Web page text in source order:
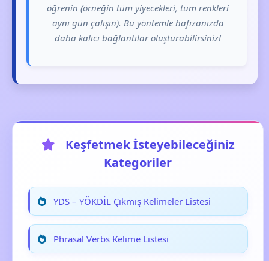
öğrenin (örneğin tüm yiyecekleri, tüm renkleri
aynı gün çalışın). Bu yöntemle hafızanızda
daha kalıcı bağlantılar oluşturabilirsiniz!
Keşfetmek İsteyebileceğiniz
Kategoriler
YDS – YÖKDİL Çıkmış Kelimeler Listesi
Phrasal Verbs Kelime Listesi